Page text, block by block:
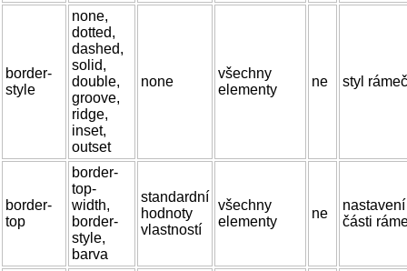
border-
style
none,
dotted,
dashed,
solid,
double,
groove,
ridge,
inset,
outset
none
všechny
elementy
ne styl
border-
top
border-
top-
width,
border-
style,
barva
standardní
hodnoty
vlastností
všechny
elementy
ne
části